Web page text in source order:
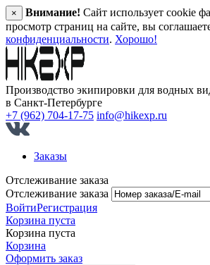
× Внимание! Сайт использует cookie
просмотр страниц на сайте, вы
конфиденциальности. Хорошо!
Производство экипировки для водных
в Санкт‑Петербурге
+7 (962) 704-17-75 info@hikexp.ru
Заказы
Отслеживание заказа
Отслеживание заказа
ВойтиРегистрация
Корзина пуста
Корзина пуста
Корзина
Оформить заказ